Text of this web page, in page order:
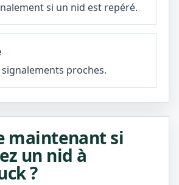
si un nid est repéré.
proches.
maintenant si
un nid à
?